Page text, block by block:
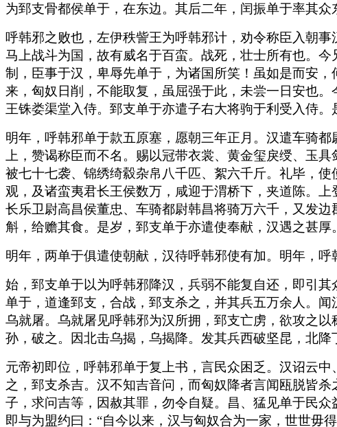
为郅支骨都侯单于，在东边。其后二年，闰振单于率其
呼韩邪之败也，左伊秩訾王为呼韩邪计，劝令称臣入朝
马上战斗为国，故有威名于百蛮。战死，壮士所有也。
制，臣事于汉，卑辱先单于，为诸国所笑！虽如是而安
来，匈奴日削，不能取复，虽屈强于此，未尝一日安也
王铢娄渠堂入侍。郅支单于亦遣子右大将驹于利受入侍。
明年，呼韩邪单于款五原塞，愿朝三年正月。汉遣车骑
上，赞谒称臣而不名。赐以冠带衣裳、黄金玺戾绶、玉
被七十七袭、锦绣绮縠杂帛八千匹、絮六千斤。礼毕，
观，及诸蛮夷君长王侯数万，咸迎于渭桥下，夹道陈。
长乐卫尉高昌侯董忠、车骑都尉韩昌将骑万六千，又发
斛，给赡其食。是岁，郅支单于亦遣使奉献，汉遇之甚厚。
明年，两单于俱遣使朝献，汉待呼韩邪使有加。明年，
始，郅支单于以为呼韩邪降汉，兵弱不能复自还，即引
单于，道逢郅支，合战，郅支杀之，并其兵五万余人。
乌就屠。乌就屠见呼韩邪为汉所拥，郅支亡虏，欲攻之
孙，破之。因北击乌揭，乌揭降。发其兵西破坚昆，北
元帝初即位，呼韩邪单于复上书，言民众困乏。汉诏云
之，郅支杀吉。汉不知吉音问，而匈奴降者言闻瓯脱皆
子，求问吉等，因赦其罪，勿令自疑。昌、猛见单于民
即与为盟约曰：“自今以来，汉与匈奴合为一家，世世毋